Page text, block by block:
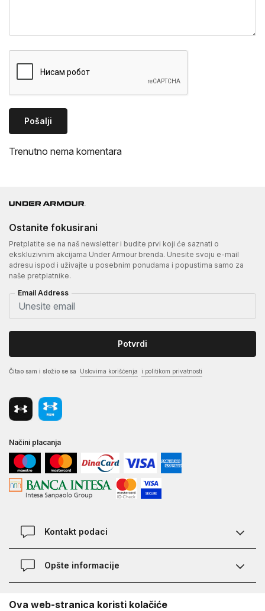
Pošalji
Trenutno nema komentara
Ostanite fokusirani
Pretplatite se na naš newsletter i budite prvi koji će saznati o
ekskluzivnim akcijama Under Armour brenda. Unesite svoju e-mail
adresu ispod i uživajte u posebnim ponudama i popustima samo za
naše pretplatnike.
Email Address
Potvrdi
Čitao sam i složio se sa Uslovima korišćenja i politikom privatnosti
Načini placanja
Kontakt podaci
Chat
Opšte informacije
O Under Armour-u
Ova web-stranica koristi kolačiće